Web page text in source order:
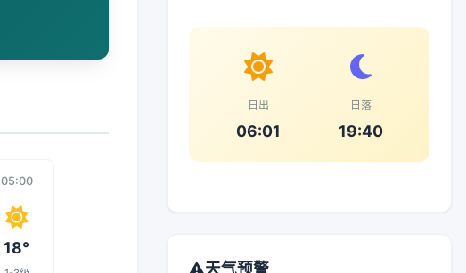
05:00
18°
日出
06:01
日落
19:40
天气预警